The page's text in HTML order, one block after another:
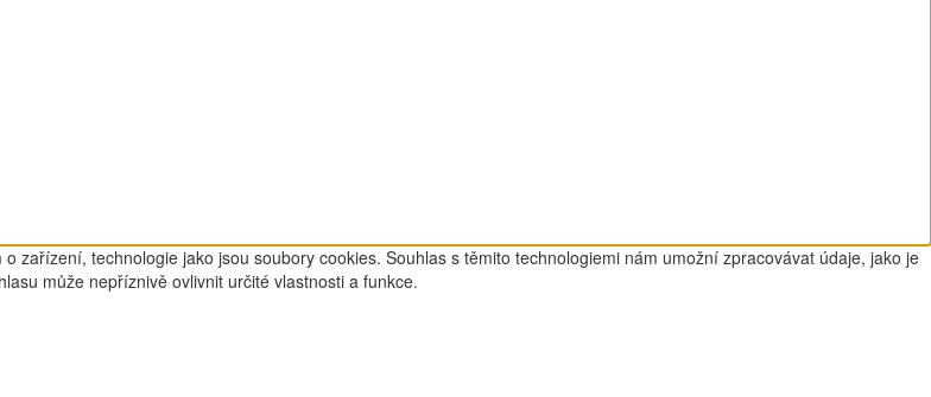
technologie jako jsou soubory cookies. Souhlas s těmito technologiemi nám umožní zpracovávat údaje, jako je
může nepříznivě ovlivnit určité vlastnosti a funkce.